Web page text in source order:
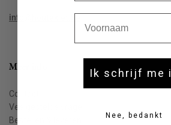
info@houtekiet.be
Meer info
Contact
Veelgestelde vragen
Bestellen & leveren
Ik schrijf me
Nee, bedankt